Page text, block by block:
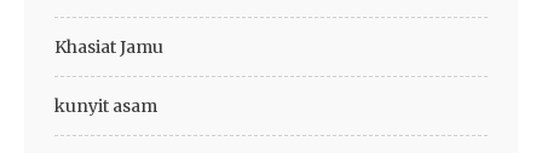
Khasiat Jamu
kunyit asam